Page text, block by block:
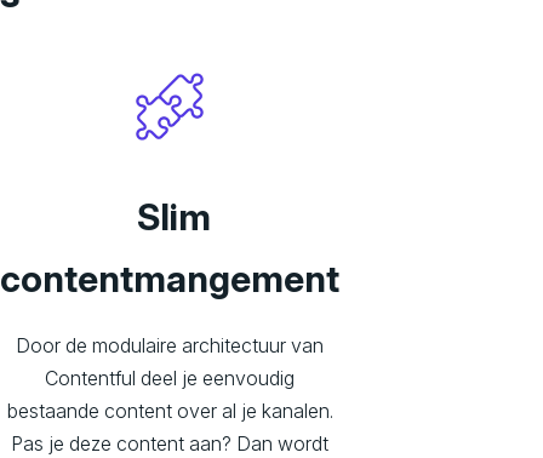
Slim
contentmangement
Door de modulaire architectuur van
Contentful deel je eenvoudig
bestaande content over al je kanalen.
Pas je deze content aan? Dan wordt